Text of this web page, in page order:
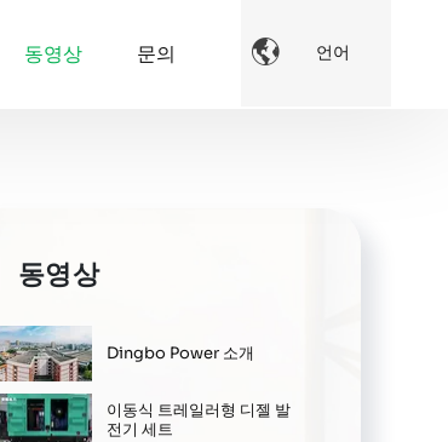
 언어
동영상 문의
동영상
Dingbo Power 소개
이동식 트레일러형 디젤 발
전기 세트